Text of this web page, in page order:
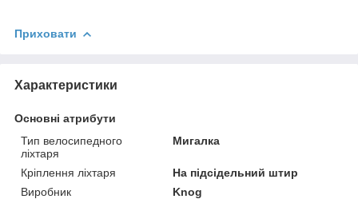
Приховати
Характеристики
Основні атрибути
Тип велосипедного
ліхтаря
Мигалка
Кріплення ліхтаря
На підсідельний штир
Виробник
Knog